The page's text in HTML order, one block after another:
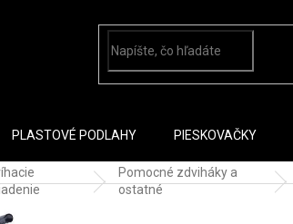
PLASTOVÉ PODLAHY PIESKOVAČKY
Pomocné zdviháky a
ostatné